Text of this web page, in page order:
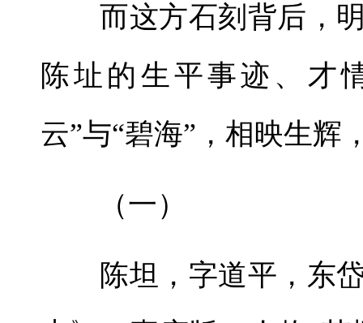
而这方石刻背后，明
陈址的生平事迹、才
云”与“碧海”，相映生辉
（一）
陈坦，字道平，东岱